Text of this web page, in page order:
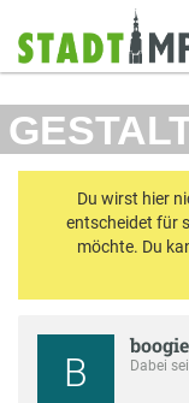
Du wirst hier
entscheidet für
möchte. Du
B Dabei